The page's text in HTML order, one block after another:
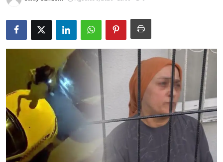
Spor Haberleri
Teknoloji Haberleri
Magazin Haberleri
Dünya Haberleri